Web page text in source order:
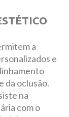
a
e
da oclusão.
na
com o